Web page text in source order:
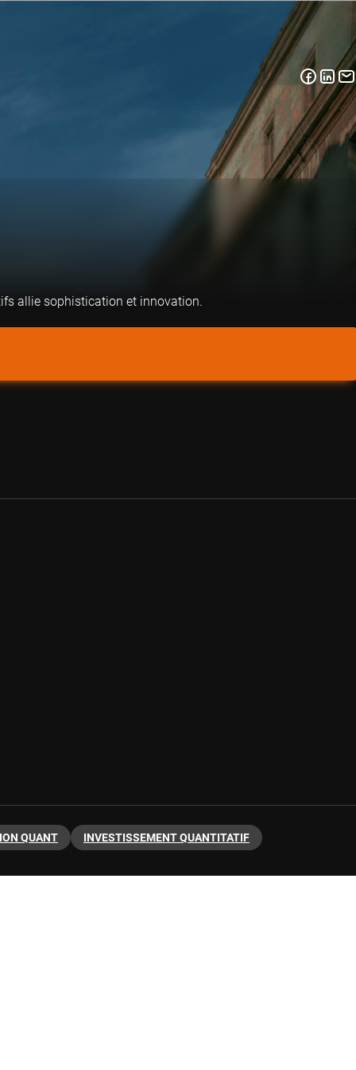
allie sophistication et innovation.
QUANT INVESTISSEMENT QUANTITATIF